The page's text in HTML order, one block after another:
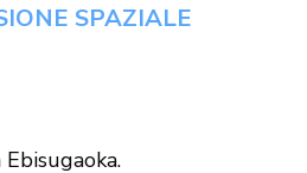
SPAZIALE